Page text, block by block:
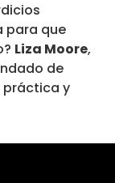
para que
Liza Moore,
de
práctica y